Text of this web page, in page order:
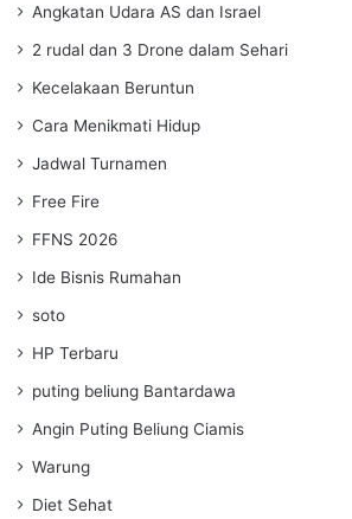
Angkatan Udara AS dan Israel
2 rudal dan 3 Drone dalam Sehari
Kecelakaan Beruntun
Cara Menikmati Hidup
Jadwal Turnamen
Free Fire
FFNS 2026
Ide Bisnis Rumahan
soto
HP Terbaru
puting beliung Bantardawa
Angin Puting Beliung Ciamis
Warung
Diet Sehat